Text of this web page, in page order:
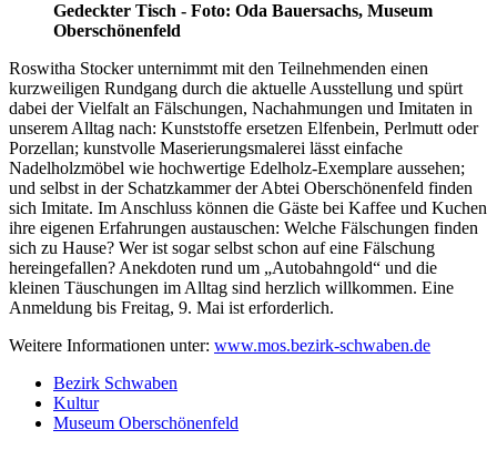
Gedeckter Tisch - Foto: Oda Bauersachs, Museum
Oberschönenfeld
Roswitha Stocker unternimmt mit den Teilnehmenden einen
kurzweiligen Rundgang durch die aktuelle Ausstellung und spürt
dabei der Vielfalt an Fälschungen, Nachahmungen und Imitaten in
unserem Alltag nach: Kunststoffe ersetzen Elfenbein, Perlmutt oder
Porzellan; kunstvolle Maserierungsmalerei lässt einfache
Nadelholzmöbel wie hochwertige Edelholz-Exemplare aussehen;
und selbst in der Schatzkammer der Abtei Oberschönenfeld finden
sich Imitate. Im Anschluss können die Gäste bei Kaffee und Kuchen
ihre eigenen Erfahrungen austauschen: Welche Fälschungen finden
sich zu Hause? Wer ist sogar selbst schon auf eine Fälschung
hereingefallen? Anekdoten rund um „Autobahngold“ und die
kleinen Täuschungen im Alltag sind herzlich willkommen. Eine
Anmeldung bis Freitag, 9. Mai ist erforderlich.
Weitere Informationen unter: www.mos.bezirk-schwaben.de
Bezirk Schwaben
Kultur
Museum Oberschönenfeld